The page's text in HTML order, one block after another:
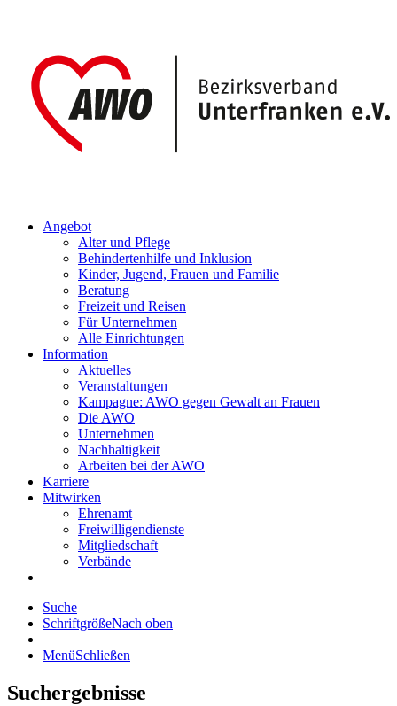
Angebot
Alter und Pflege
Behindertenhilfe und Inklusion
Kinder, Jugend, Frauen und Familie
Beratung
Freizeit und Reisen
Für Unternehmen
Alle Einrichtungen
Information
Aktuelles
Veranstaltungen
Kampagne: AWO gegen Gewalt an Frauen
Die AWO
Unternehmen
Nachhaltigkeit
Arbeiten bei der AWO
Karriere
Mitwirken
Ehrenamt
Freiwilligendienste
Mitgliedschaft
Verbände
Suche
SchriftgrößeNach oben
MenüSchließen
Suchergebnisse